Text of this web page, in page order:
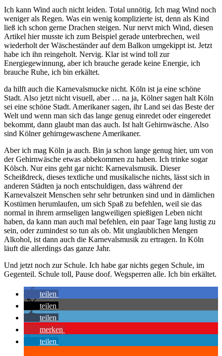
Ich kann Wind auch nicht leiden. Total unnötig. Ich mag Wind noch
weniger als Regen. Was ein wenig komplizierte ist, denn als Kind
ließ ich schon gerne Drachen steigen. Nur nervt mich Wind, diesen
Artikel hier musste ich zum Beispiel gerade unterbrechen, weil
wiederholt der Wäscheständer auf dem Balkon umgekippt ist. Jetzt
habe ich ihn reingeholt. Nervig. Klar ist wind toll zur
Energiegewinnung, aber ich brauche gerade keine Energie, ich
brauche Ruhe, ich bin erkältet.
da hilft auch die Karnevalsmucke nicht. Köln ist ja eine schöne
Stadt. Also jetzt nicht visuell, aber … na ja, Kölner sagen halt Köln
sei eine schöne Stadt. Amerikaner sagen, ihr Land sei das Beste der
Welt und wenn man sich das lange genug einredet oder eingeredet
bekommt, dann glaubt man das auch. Ist halt Gehirnwäsche. Also
sind Kölner gehirngewaschene Amerikaner.
Aber ich mag Köln ja auch. Bin ja schon lange genug hier, um von
der Gehirnwäsche etwas abbekommen zu haben. Ich trinke sogar
Kölsch. Nur eins geht gar nicht: Karnevalsmusik. Dieser
Scheißdreck, dieses textliche und musikalische nichts, lässt sich in
anderen Städten ja noch entschuldigen, dass während der
Karnevalszeit Menschen sehr sehr betrunken sind und in dämlichen
Kostümen herumlaufen, um sich Spaß zu befehlen, weil sie das
normal in ihrem armseligen langweiligen spießigen Leben nicht
haben, da kann man auch mal befehlen, ein paar Tage lang lustig zu
sein, oder zumindest so tun als ob. Mit unglaublichen Mengen
Alkohol, ist dann auch die Karnevalsmusik zu ertragen. In Köln
läuft die allerdings das ganze Jahr.
Und jetzt noch zur Schule. Ich habe gar nichts gegen Schule, im
Gegenteil. Schule toll, Pause doof. Wegsperren alle. Ich bin erkältet.
teilen
teilen
teilen
merken
teilen